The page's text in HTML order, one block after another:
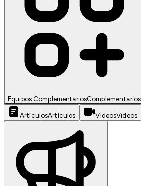
Equipos ComplementariosComplementarios
ArtículosArtículos VideosVideos